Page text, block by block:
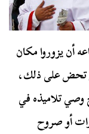
أن يزوروا مكان
تحض على ذلك،
تلاميذه في
أو صروح